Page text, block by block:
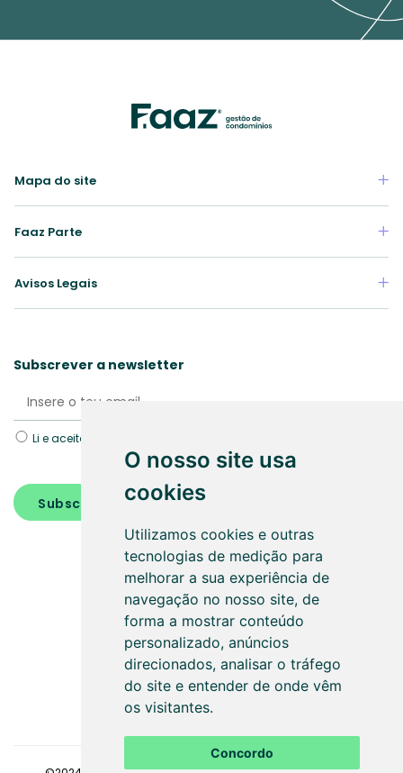
O nosso site usa
cookies
Utilizamos cookies e outras
tecnologias de medição para
melhorar a sua experiência de
navegação no nosso site, de
forma a mostrar conteúdo
personalizado, anúncios
direcionados, analisar o tráfego
do site e entender de onde vêm
os visitantes.
Concordo
Mapa do site
Faaz Parte
Avisos Legais
Subscrever a newsletter
Li e aceito a Política de
Subscrever
SEGUE-NOS